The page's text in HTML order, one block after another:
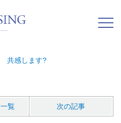
共感します?
一覧 次の記事